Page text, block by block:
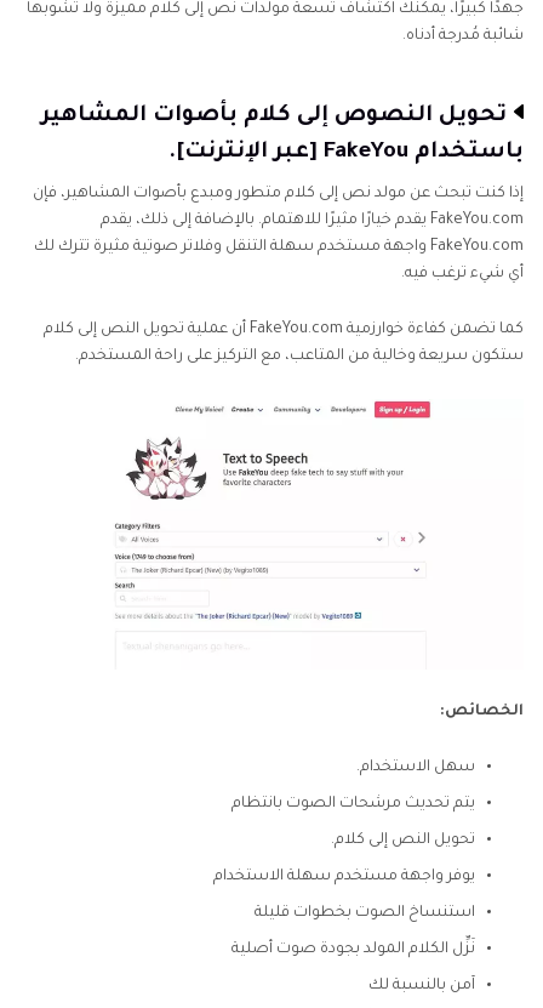
جهدًا كبيرًا، يمكنك اكتشاف تسعة مولدات نص إلى كلام مميزة ولا تشوبها
شائبة مُدرجة أدناه.
تحويل النصوص إلى كلام بأصوات المشاهير
باستخدام FakeYou [عبر الإنترنت].
إذا كنت تبحث عن مولد نص إلى كلام متطور ومبدع بأصوات المشاهير، فإن
FakeYou.com يقدم خيارًا مثيرًا للاهتمام. بالإضافة إلى ذلك، يقدم
FakeYou.com واجهة مستخدم سهلة التنقل وفلاتر صوتية مثيرة تترك لك
أي شيء ترغب فيه.
كما تضمن كفاءة خوارزمية FakeYou.com أن عملية تحويل النص إلى كلام
ستكون سريعة وخالية من المتاعب، مع التركيز على راحة المستخدم.
الخصائص:
سهل الاستخدام.
يتم تحديث مرشحات الصوت بانتظام
تحويل النص إلى كلام.
يوفر واجهة مستخدم سهلة الاستخدام
استنساخ الصوت بخطوات قليلة
نَزِّل الكلام المولد بجودة صوت أصلية
آمن بالنسبة لك